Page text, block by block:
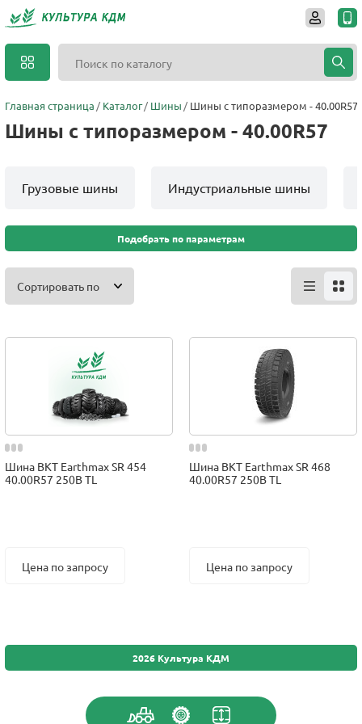
Главная страница Каталог Шины Шины с типоразмером - 40.00R57
Шины с типоразмером - 40.00R57
Грузовые шины Индустриальные шины
Подобрать по параметрам
Сортировать по
Шина BKT Earthmax SR 454
40.00R57 250B TL
Цена по запросу
Шина BKT Earthmax SR 468
40.00R57 250B TL
Цена по запросу
2026 Культура КДМ